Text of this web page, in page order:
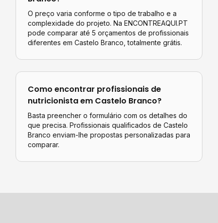
O preço varia conforme o tipo de trabalho e a
complexidade do projeto. Na ENCONTREAQUI.PT
pode comparar até 5 orçamentos de profissionais
diferentes em Castelo Branco , totalmente grátis.
Como encontrar profissionais de
nutricionistaem Castelo Branco?
Basta preencher o formulário com os detalhes do
que precisa. Profissionais qualificados de Castelo
Branco enviam-lhe propostas personalizadas para
comparar.